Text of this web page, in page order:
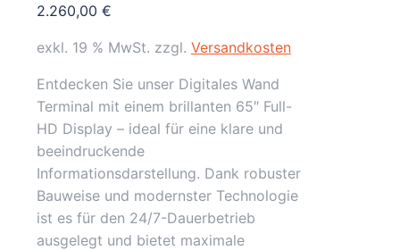
2.260,00 €
exkl. 19 % MwSt. zzgl. Versandkosten
Entdecken Sie unser Digitales Wand
Terminal mit einem brillanten 65″ Full-
HD Display – ideal für eine klare und
beeindruckende
Informationsdarstellung. Dank robuster
Bauweise und modernster Technologie
ist es für den 24/7-Dauerbetrieb
ausgelegt und bietet maximale